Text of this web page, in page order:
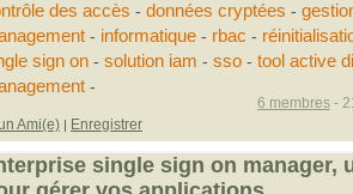
des accès - données cryptées -
- informatique- rbac -
sign on- solution iam - sso - tool active
-
Ami(e) | Enregistrer
6 membres-
single sign on manager,